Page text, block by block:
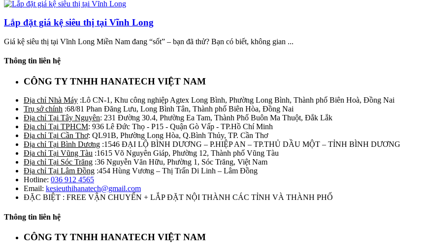
Lắp đặt giá kệ siêu thị tại Vĩnh Long
Giá kệ siêu thị tại Vĩnh Long Miền Nam đang “sốt” – bạn đã thử? Bạn có biết, không gian ...
Thông tin liên hệ
CÔNG TY TNHH HANATECH VIỆT NAM
Địa chỉ Nhà Máy :Lô CN-1, Khu công nghiệp Agtex Long Bình, Phường Long Bình, Thành phố Biên Hoà, Đồng Nai
Trụ sở chính :68/81 Phan Đăng Lưu, Long Bình Tân, Thành phố Biên Hòa, Đồng Nai
Địa chỉ Tại Tây Nguyên: 231 Đường 30.4, Phường Ea Tam, Thành Phố Buôn Ma Thuột, Đắk Lắk
Địa chỉ Tại TPHCM: 936 Lê Đức Thọ - P15 - Quận Gò Vấp - TP.Hồ Chí Minh
Địa chỉ Tại Cần Thơ: QL91B, Phường Long Hòa, Q.Bình Thủy, TP. Cần Thơ
Địa chỉ Tại Bình Dương :1546 ĐẠI LỘ BÌNH DƯƠNG – P.HIỆP AN – TP.THỦ DẦU MỘT – TỈNH BÌNH DƯƠNG
Địa chỉ Tại Vũng Tàu :1615 Võ Nguyên Giáp, Phường 12, Thành phố Vũng Tàu
Địa chỉ Tại Sóc Trăng :36 Nguyễn Văn Hữu, Phường 1, Sóc Trăng, Việt Nam
Địa chỉ Tại Lâm Đồng :454 Hùng Vương – Thị Trấn Di Linh – Lâm Đồng
Hotline: 036 912 4565
Email: kesieuthihanatech@gmail.com
ĐẶC BIỆT : FREE VẬN CHUYỂN + LẮP ĐẶT NỘI THÀNH CÁC TỈNH VÀ THÀNH PHỐ
Thông tin liên hệ
CÔNG TY TNHH HANATECH VIỆT NAM